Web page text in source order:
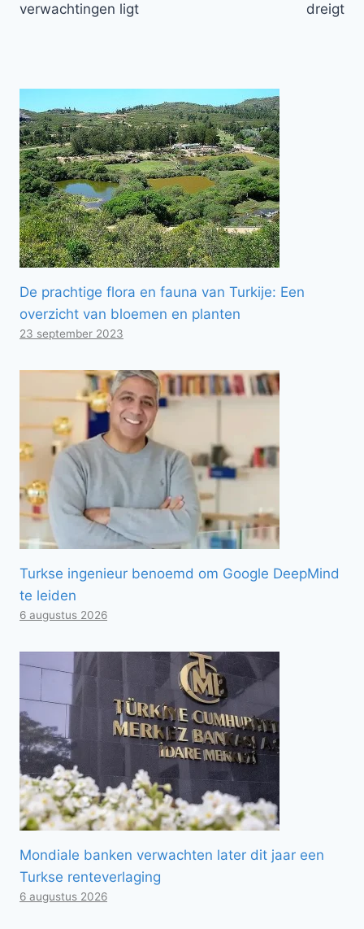
verwachtingen ligt
dreigt
De prachtige flora en fauna van Turkije: Een
overzicht van bloemen en planten
23 september 2023
Turkse ingenieur benoemd om Google DeepMind
te leiden
6 augustus 2026
Mondiale banken verwachten later dit jaar een
Turkse renteverlaging
6 augustus 2026